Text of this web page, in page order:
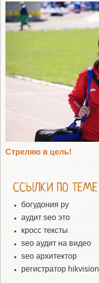
Стреляю в цель!
ССЫЛКИ ПО ТЕМЕ
богудония ру
аудит seo это
кросс тексты
seo аудит на видео
seo архитектор
регистратор hikvision